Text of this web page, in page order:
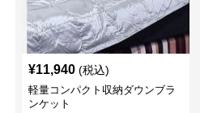
¥11,940 (税込)
軽量コンパクト収納ダウンブラ
ンケット